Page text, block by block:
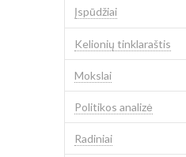
Įspūdžiai
Kelionių tinklaraštis
Mokslai
Politikos analizė
Radiniai